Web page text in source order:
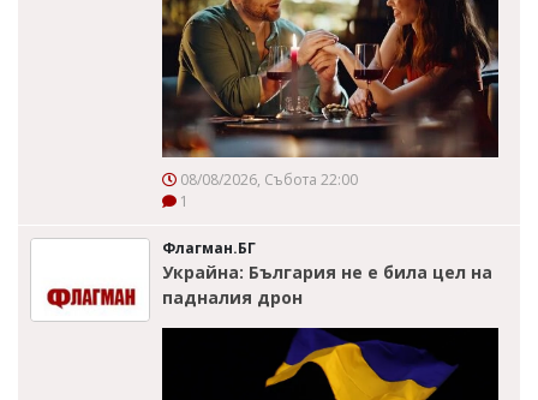
08/08/2026, Събота 22:00
1
Флагман.БГ
Украйна: България не е била цел на
падналия дрон